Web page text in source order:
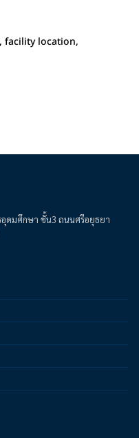
facility location,
อุดมศึกษา ชั้น3 ถนนศรีอยุธยา